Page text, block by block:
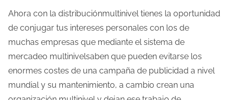
a
d
Ahora con la distribuciónmultinivel tienes la oportunidad
de conjugar tus intereses personales con los de
muchas empresas que mediante el sistema de
mercadeo multinivelsaben que pueden evitarse los
enormes costes de una campaña de publicidad a nivel
mundial y su mantenimiento, a cambio crean una